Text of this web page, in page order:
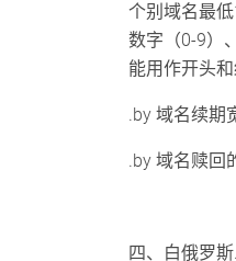
个别域名最
数字（0-9）
能用作开头和
.by 域名续期
.by 域名赎回
四、白俄罗